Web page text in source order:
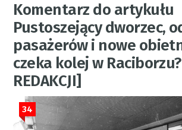
Komentarz do artykułu
Pustoszejący dworzec,
pasażerów i nowe
czeka kolej w Raciborzu?
REDAKCJI]
34